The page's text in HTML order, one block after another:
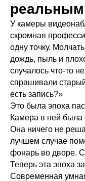
У камеры
скромная
одну точку.
дождь, пыль и
случалось что-то
спрашивали
есть запись?»
Это была эпоха
Камера в ней была
Она ничего не
лучшем случае
фонарь во дворе.
Теперь эта эпоха
Современная